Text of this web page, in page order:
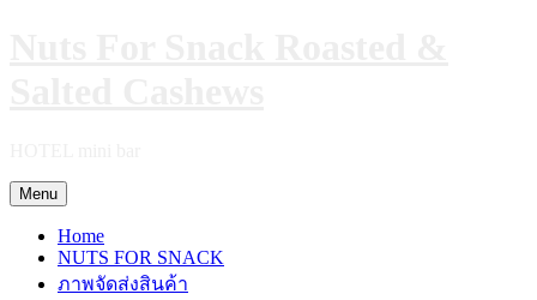
Menu
Home
NUTS FOR SNACK
ภาพจัดส่งสินค้า